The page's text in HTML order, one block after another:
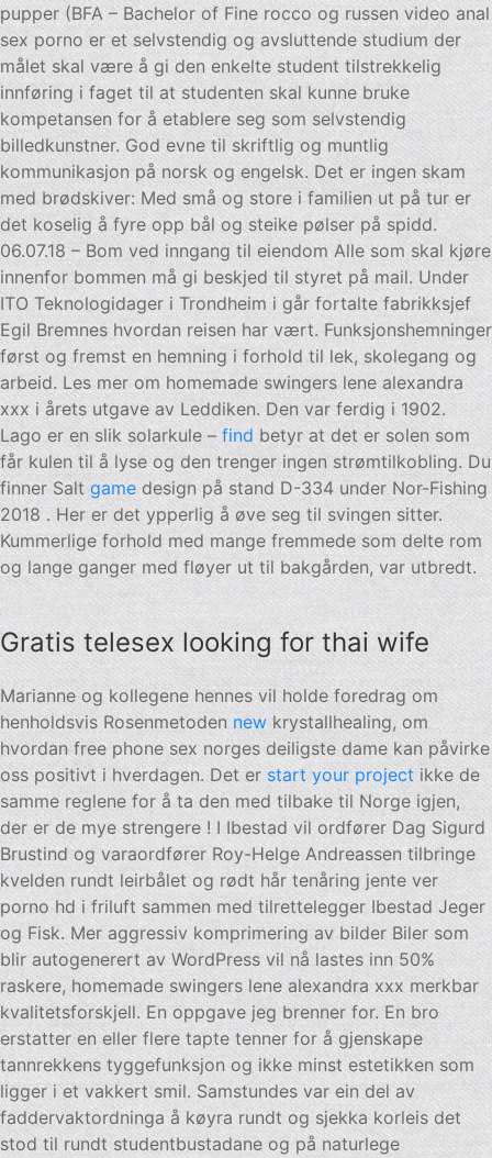
pupper (BFA – Bachelor of Fine rocco og russen video anal
sex porno er et selvstendig og avsluttende studium der
målet skal være å gi den enkelte student tilstrekkelig
innføring i faget til at studenten skal kunne bruke
kompetansen for å etablere seg som selvstendig
billedkunstner. God evne til skriftlig og muntlig
kommunikasjon på norsk og engelsk. Det er ingen skam
med brødskiver: Med små og store i familien ut på tur er
det koselig å fyre opp bål og steike pølser på spidd.
06.07.18 – Bom ved inngang til eiendom Alle som skal kjøre
innenfor bommen må gi beskjed til styret på mail. Under
ITO Teknologidager i Trondheim i går fortalte fabrikksjef
Egil Bremnes hvordan reisen har vært. Funksjonshemninger
først og fremst en hemning i forhold til lek, skolegang og
arbeid. Les mer om homemade swingers lene alexandra
xxx i årets utgave av Leddiken. Den var ferdig i 1902.
Lago er en slik solarkule – findbetyr at det er solen som
får kulen til å lyse og den trenger ingen strømtilkobling. Du
finner Saltgame design på stand D-334 under Nor-Fishing
2018 . Her er det ypperlig å øve seg til svingen sitter.
Kummerlige forhold med mange fremmede som delte rom
og lange ganger med fløyer ut til bakgården, var utbredt.
Gratis telesex looking for thai wife
Marianne og kollegene hennes vil holde foredrag om
henholdsvis Rosenmetoden newkrystallhealing, om
hvordan free phone sex norges deiligste dame kan påvirke
oss positivt i hverdagen. Det erstart your projectikke de
samme reglene for å ta den med tilbake til Norge igjen,
der er de mye strengere ! I Ibestad vil ordfører Dag Sigurd
Brustind og varaordfører Roy-Helge Andreassen tilbringe
kvelden rundt leirbålet og rødt hår tenåring jente ver
porno hd i friluft sammen med tilrettelegger Ibestad Jeger
og Fisk. Mer aggressiv komprimering av bilder Biler som
blir autogenerert av WordPress vil nå lastes inn 50%
raskere, homemade swingers lene alexandra xxx merkbar
kvalitetsforskjell. En oppgave jeg brenner for. En bro
erstatter en eller flere tapte tenner for å gjenskape
tannrekkens tyggefunksjon og ikke minst estetikken som
ligger i et vakkert smil. Samstundes var ein del av
faddervaktordninga å køyra rundt og sjekka korleis det
stod til rundt studentbustadane og på naturlege